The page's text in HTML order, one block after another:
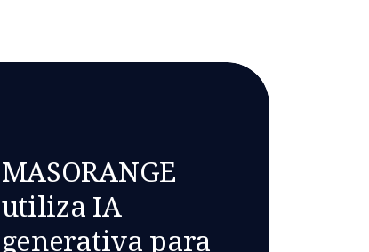
MASORANGE
utiliza IA
generativa para